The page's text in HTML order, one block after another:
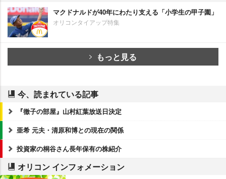
マクドナルドが40年にわたり支える「小学生の甲子園」
オリコンタイアップ特集
もっと見る
今、読まれている記事
『徹子の部屋』山村紅葉放送日決定
亜希 元夫・清原和博との現在の関係
投資家の桐谷さん長年保有の株紹介
オリコン インフォメーション